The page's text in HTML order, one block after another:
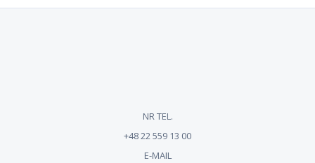
NR TEL.
+48 22 559 13 00
E-MAIL